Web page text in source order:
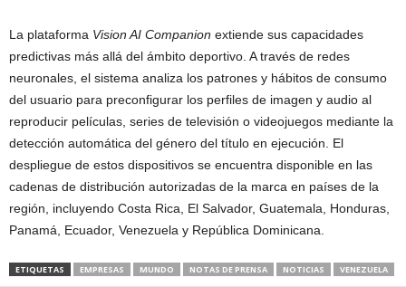
La plataforma Vision AI Companion extiende sus capacidades
predictivas más allá del ámbito deportivo. A través de redes
neuronales, el sistema analiza los patrones y hábitos de consumo
del usuario para preconfigurar los perfiles de imagen y audio al
reproducir películas, series de televisión o videojuegos mediante la
detección automática del género del título en ejecución. El
despliegue de estos dispositivos se encuentra disponible en las
cadenas de distribución autorizadas de la marca en países de la
región, incluyendo Costa Rica, El Salvador, Guatemala, Honduras,
Panamá, Ecuador, Venezuela y República Dominicana.
ETIQUETAS EMPRESAS MUNDO NOTAS DE PRENSA NOTICIAS VENEZUELA